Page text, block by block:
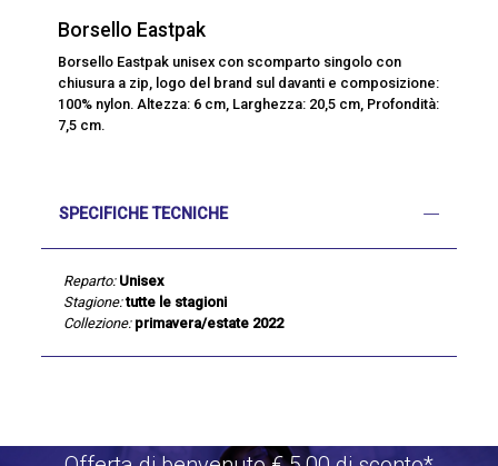
Borsello Eastpak
Borsello Eastpak unisex con scomparto singolo con
chiusura a zip, logo del brand sul davanti e composizione:
100% nylon. Altezza: 6 cm, Larghezza: 20,5 cm, Profondità:
7,5 cm.
SPECIFICHE TECNICHE
Reparto: Unisex
Stagione: tutte le stagioni
Collezione: primavera/estate 2022